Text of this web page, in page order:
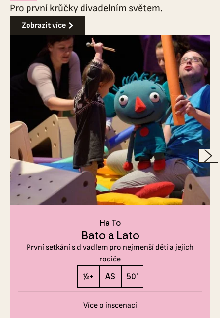
Pro první krůčky divadelním světem.
Zobrazit více
Ha To
Bato a Lato
První setkání s divadlem pro nejmenší děti a jejich
rodiče
½+
AS 50'
Více o inscenaci